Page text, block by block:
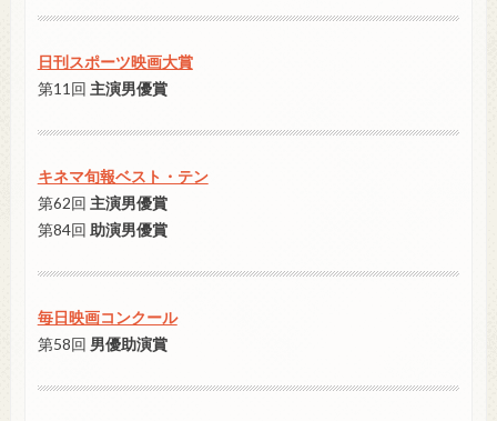
日刊スポーツ映画大賞
第11回 主演男優賞
キネマ旬報ベスト・テン
第62回 主演男優賞
第84回 助演男優賞
毎日映画コンクール
第58回 男優助演賞